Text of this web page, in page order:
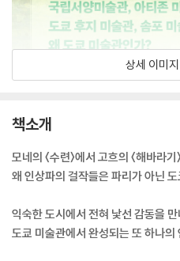
상세 이미
책소개
모네의 〈수련〉에서 고흐의 〈해바라
왜 인상파의 걸작들은 파리가 아닌
익숙한 도시에서 전혀 낯선 감동을
도쿄 미술관에서 완성되는 또 하나의